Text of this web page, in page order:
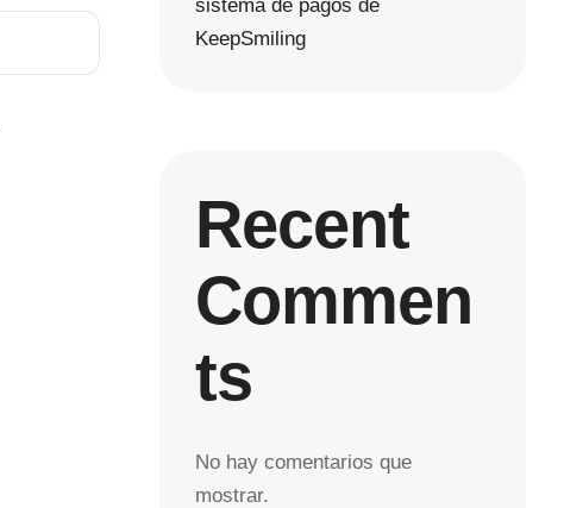
sistema de pagos de
KeepSmiling
Recent
Commen
ts
No hay comentarios que
mostrar.